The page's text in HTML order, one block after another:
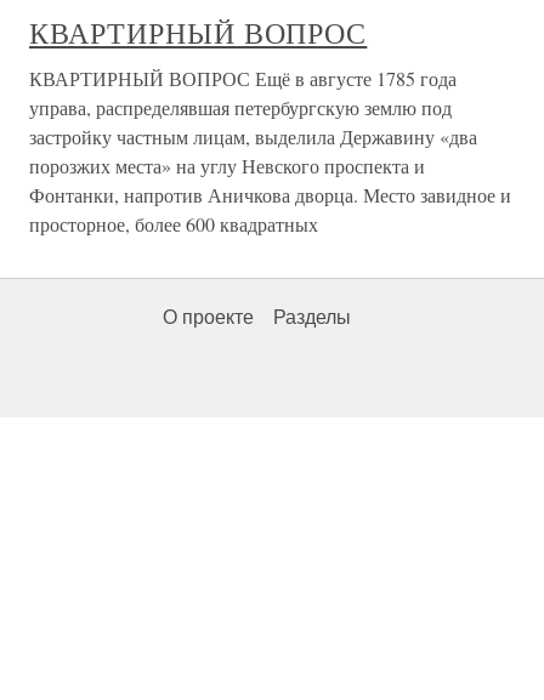
КВАРТИРНЫЙ ВОПРОС
КВАРТИРНЫЙ ВОПРОС Ещё в августе 1785 года
управа, распределявшая петербургскую землю под
застройку частным лицам, выделила Державину «два
порозжих места» на углу Невского проспекта и
Фонтанки, напротив Аничкова дворца. Место завидное и
просторное, более 600 квадратных
О проекте Разделы